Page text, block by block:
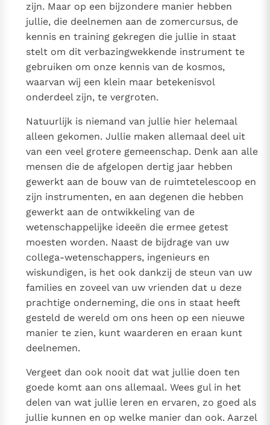
zijn. Maar op een bijzondere manier hebben
jullie, die deelnemen aan de zomercursus, de
kennis en training gekregen die jullie in staat
stelt om dit verbazingwekkende instrument te
gebruiken om onze kennis van de kosmos,
waarvan wij een klein maar betekenisvol
onderdeel zijn, te vergroten.
Natuurlijk is niemand van jullie hier helemaal
alleen gekomen. Jullie maken allemaal deel uit
van een veel grotere gemeenschap. Denk aan alle
mensen die de afgelopen dertig jaar hebben
gewerkt aan de bouw van de ruimtetelescoop en
zijn instrumenten, en aan degenen die hebben
gewerkt aan de ontwikkeling van de
wetenschappelijke ideeën die ermee getest
moesten worden. Naast de bijdrage van uw
collega-wetenschappers, ingenieurs en
wiskundigen, is het ook dankzij de steun van uw
families en zoveel van uw vrienden dat u deze
prachtige onderneming, die ons in staat heeft
gesteld de wereld om ons heen op een nieuwe
manier te zien, kunt waarderen en eraan kunt
deelnemen.
Vergeet dan ook nooit dat wat jullie doen ten
goede komt aan ons allemaal. Wees gul in het
delen van wat jullie leren en ervaren, zo goed als
jullie kunnen en op welke manier dan ook. Aarzel